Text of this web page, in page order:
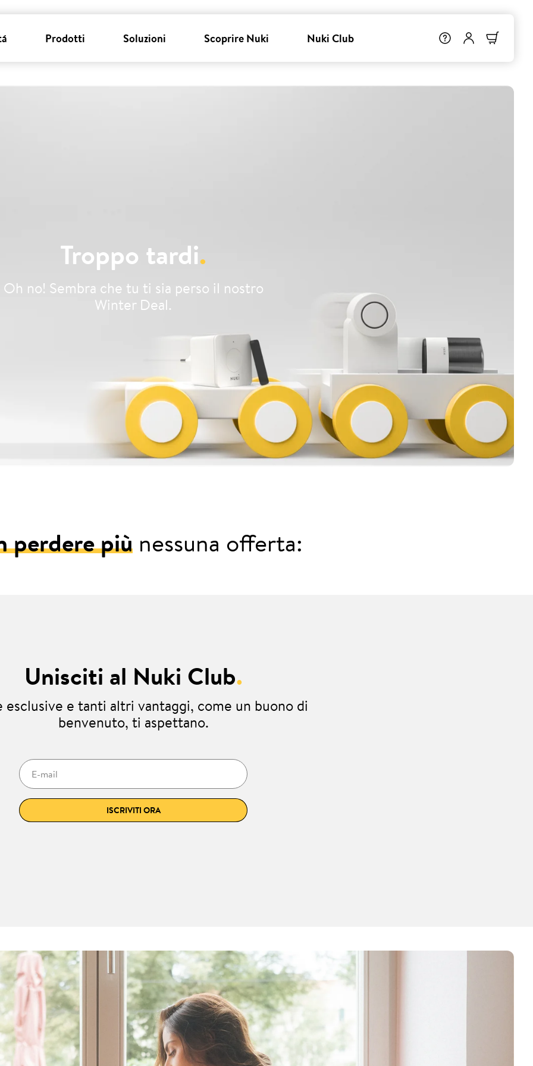
Prodotti Soluzioni Scoprire Nuki Nuki Club
Troppo tardi.
Oh no! Sembra che tu ti sia perso il nostro
Winter Deal.
perdere piùnessuna offerta:
Unisciti al Nuki Club.
esclusive e tanti altri vantaggi, come un buono di
benvenuto, ti aspettano.
E-mail
ISCRIVITI ORA